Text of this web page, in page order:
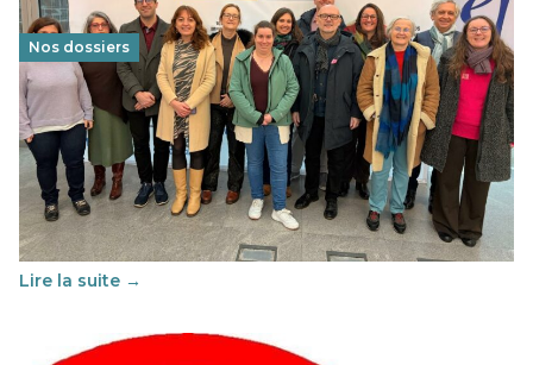
Nos dossiers
Éducation au vivre-ensemble : un échange croisé
franco-espagnol pour changer d’approche
29 juin 2026-National
Cette année, l'UNSA Éducation a mené un projet Erasmus
soutenu par l'union Européenne et centré sur l'éducation
au vivre-ensemble : quelles différences entre la France…
Lire la suite →